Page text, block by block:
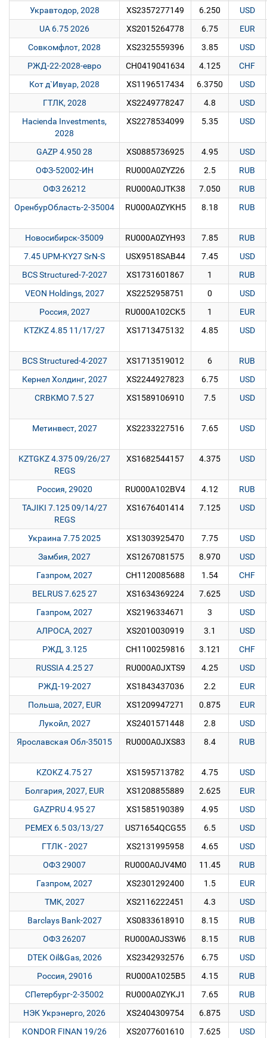
Укравтодор, 2028
XS2357277149 6.250
USD
UA 6.75 2026
XS2015264778 6.75
EUR
Совкомфлот, 2028
XS2325559396 3.85
USD
РЖД-22-2028-евро
CH0419041634 4.125
CHF
Кот д`Ивуар, 2028
XS1196517434 6.3750
USD
ГТЛК, 2028
XS2249778247 4.8
USD
Hacienda Investments,
2028
XS2278534099 5.35 USD
GAZP 4.950 28 XS0885736925 4.95
USD
ОФЗ-52002-ИН
RU000A0ZYZ26 2.5
RUB
ОФЗ 26212
RU000A0JTK38 7.050
RUB
ОренбурОбласть-2-35004
RU000A0ZYKH5 8.18 RUB
Новосибирск-35009 RU000A0ZYH93 7.85
RUB
7.45 UPM-KY27 SrN-S
USX9518SAB44 7.45
USD
BCS Structured-7-2027
XS1731601867 1
RUB
VEON Holdings, 2027
XS2252958751 0
USD
Россия, 2027
RU000A102CK5 1
EUR
KTZKZ 4.85 11/17/27
XS1713475132 4.85 USD
BCS Structured-4-2027 XS1713519012 6
RUB
Кернел Холдинг, 2027
XS2244927823 6.75
USD
CRBKMO 7.5 27
XS1589106910 7.5 USD
Метинвест, 2027 XS2233227516 7.65 USD
KZTGKZ 4.375 09/26/27
REGS
XS1682544157 4.375 USD
Россия, 29020 RU000A102BV4 4.12
RUB
TAJIKI 7.125 09/14/27
REGS
XS1676401414 7.125 USD
Украина 7.75 2025 XS1303925470 7.75
USD
Замбия, 2027
XS1267081575 8.970
USD
Газпром, 2027
CH1120085688 1.54
CHF
BELRUS 7.625 27
XS1634369224 7.625
USD
Газпром, 2027
XS2196334671 3
USD
АЛРОСА, 2027
XS2010030919 3.1
USD
РЖД, 3.125
CH1100259816 3.121
CHF
RUSSIA 4.25 27
RU000A0JXTS9 4.25
USD
РЖД-19-2027
XS1843437036 2.2
EUR
Польша, 2027, EUR
XS1209947271 0.875
EUR
Лукойл, 2027
XS2401571448 2.8
USD
Ярославская Обл-35015
RU000A0JXS83 8.4 RUB
KZOKZ 4.75 27 XS1595713782 4.75
USD
Болгария, 2027, EUR
XS1208855889 2.625
EUR
GAZPRU 4.95 27
XS1585190389 4.95
USD
PEMEX 6.5 03/13/27
US71654QCG55 6.5
USD
ГТЛК - 2027
XS2131995958 4.65
USD
ОФЗ 29007
RU000A0JV4M0 11.45
RUB
Газпром, 2027
XS2301292400 1.5
EUR
ТМК, 2027
XS2116222451 4.3
USD
Barclays Bank-2027
XS0833618910 8.15
RUB
ОФЗ 26207
RU000A0JS3W6 8.15
RUB
DTEK Oil&Gas, 2026
XS2342932576 6.75
USD
Россия, 29016
RU000A1025B5 4.15
RUB
СПетербург-2-35002
RU000A0ZYKJ1 7.65
RUB
НЭК Укрэнерго, 2026
XS2404309754 6.875
USD
KONDOR FINAN 19/26
XS2077601610 7.625 USD